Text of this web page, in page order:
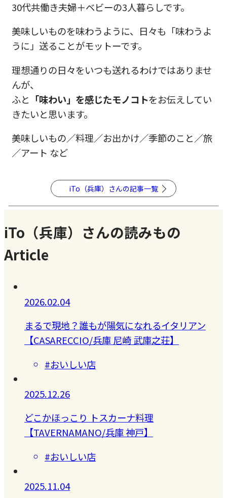
30代共働き夫婦＋ベビーの3人暮らしです。
美味しいものを味わうように、日々も「味わうよ
うに」送ることがモットーです。
理想通りの日々をいつも送れるわけではありませ
んが、
ふと 「味わい」を感じたモノコトをお伝えしてい
きたいと思います。
美味しいもの／料理／お出かけ／季節のこと／旅
／アート など
iTo（兵庫）さんの記事一覧
iTo（兵庫）さんの読みもの
Article
2026.02.04
まるで現地？誰もが陽気になれるイタリアン
【CASARECCIO/兵庫 尼崎 武庫之荘】
#おいしい店
2025.12.26
どこかほっこり トスカーナ料理
【TAVERNAMANO/兵庫 神戸】
#おいしい店
2025.11.04